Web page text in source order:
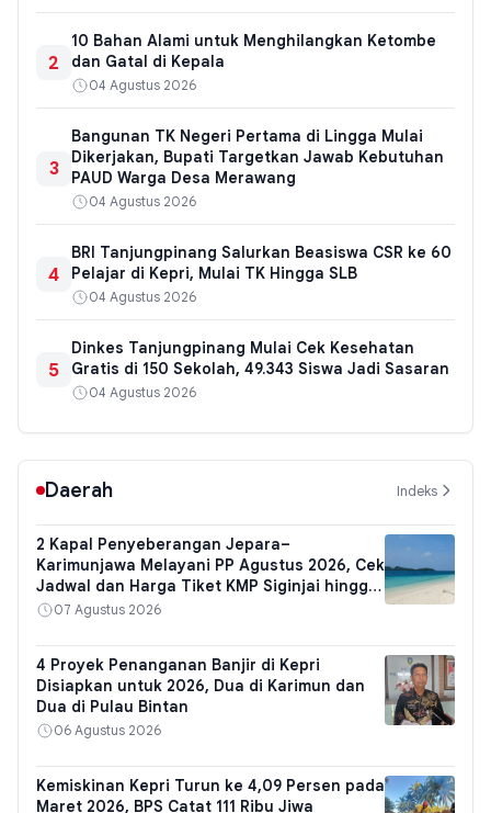
2
10 Bahan Alami untuk Menghilangkan Ketombe
dan Gatal di Kepala
04 Agustus 2026
3
Bangunan TK Negeri Pertama di Lingga Mulai
Dikerjakan, Bupati Targetkan Jawab Kebutuhan
PAUD Warga Desa Merawang
04 Agustus 2026
4
BRI Tanjungpinang Salurkan Beasiswa CSR ke 60
Pelajar di Kepri, Mulai TK Hingga SLB
04 Agustus 2026
5
Dinkes Tanjungpinang Mulai Cek Kesehatan
Gratis di 150 Sekolah, 49.343 Siswa Jadi Sasaran
04 Agustus 2026
Daerah Indeks
2 Kapal Penyeberangan Jepara–
Karimunjawa Melayani PP Agustus 2026, Cek
Jadwal dan Harga Tiket KMP Siginjai hingga
Express Bahari
07 Agustus 2026
4 Proyek Penanganan Banjir di Kepri
Disiapkan untuk 2026, Dua di Karimun dan
Dua di Pulau Bintan
06 Agustus 2026
Kemiskinan Kepri Turun ke 4,09 Persen pada
Maret 2026, BPS Catat 111 Ribu Jiwa